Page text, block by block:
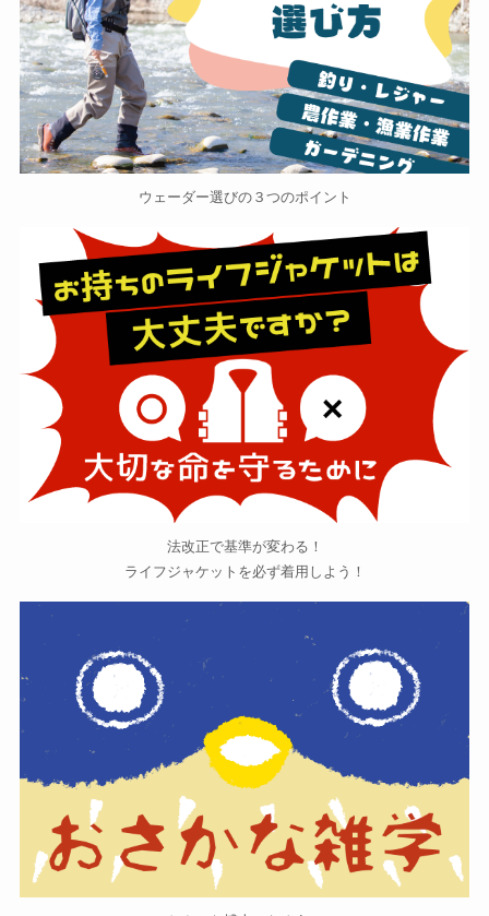
ウェーダー選びの３つのポイント
法改正で基準が変わる！
ライフジャケットを必ず着用しよう！